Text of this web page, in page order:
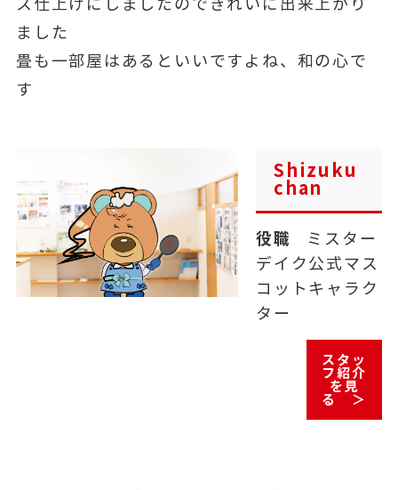
ス仕上げにしましたのできれいに出来上がり
ました
畳も一部屋はあるといいですよね、和の心で
す
Shizuku
chan
役職
ミスター
デイク公式マス
コットキャラク
ター
スタッ
フ紹介
を見
る ＞